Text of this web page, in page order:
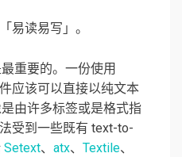
易读易写」。
重要的。一份使用
应该可以直接以纯文本
由许多标签或是格式指
受到一些既有 text-to-
Setext、 atx、 Textile、